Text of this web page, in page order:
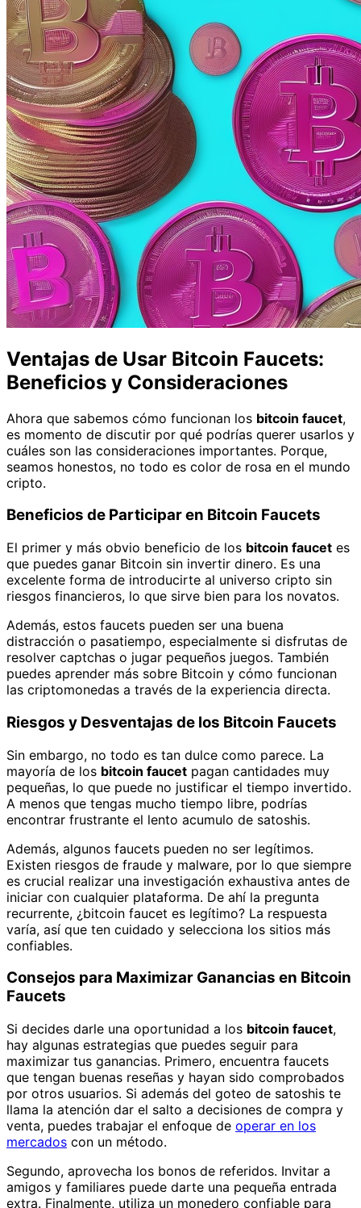
Ventajas de Usar Bitcoin Faucets:
Beneficios y Consideraciones
Ahora que sabemos cómo funcionan los bitcoin faucet,
es momento de discutir por qué podrías querer usarlos y
cuáles son las consideraciones importantes. Porque,
seamos honestos, no todo es color de rosa en el mundo
cripto.
Beneficios de Participar en Bitcoin Faucets
El primer y más obvio beneficio de los bitcoin faucet es
que puedes ganar Bitcoin sin invertir dinero. Es una
excelente forma de introducirte al universo cripto sin
riesgos financieros, lo que sirve bien para los novatos.
Además, estos faucets pueden ser una buena
distracción o pasatiempo, especialmente si disfrutas de
resolver captchas o jugar pequeños juegos. También
puedes aprender más sobre Bitcoin y cómo funcionan
las criptomonedas a través de la experiencia directa.
Riesgos y Desventajas de los Bitcoin Faucets
Sin embargo, no todo es tan dulce como parece. La
mayoría de los bitcoin faucet pagan cantidades muy
pequeñas, lo que puede no justificar el tiempo invertido.
A menos que tengas mucho tiempo libre, podrías
encontrar frustrante el lento acumulo de satoshis.
Además, algunos faucets pueden no ser legítimos.
Existen riesgos de fraude y malware, por lo que siempre
es crucial realizar una investigación exhaustiva antes de
iniciar con cualquier plataforma. De ahí la pregunta
recurrente, ¿bitcoin faucet es legítimo? La respuesta
varía, así que ten cuidado y selecciona los sitios más
confiables.
Consejos para Maximizar Ganancias en Bitcoin
Faucets
Si decides darle una oportunidad a los bitcoin faucet,
hay algunas estrategias que puedes seguir para
maximizar tus ganancias. Primero, encuentra faucets
que tengan buenas reseñas y hayan sido comprobados
por otros usuarios. Si además del goteo de satoshis te
llama la atención dar el salto a decisiones de compra y
venta, puedes trabajar el enfoque de operar en los
mercados con un método.
Segundo, aprovecha los bonos de referidos. Invitar a
amigos y familiares puede darte una pequeña entrada
extra. Finalmente, utiliza un monedero confiable para